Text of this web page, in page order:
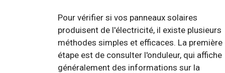
Pour vérifier si vos panneaux solaires
produisent de l'électricité, il existe plusieurs
méthodes simples et efficaces. La première
étape est de consulter l'onduleur, qui affiche
généralement des informations sur la